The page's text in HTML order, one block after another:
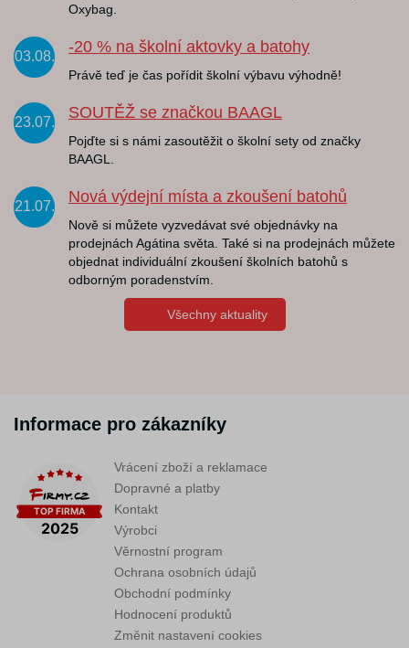
Oxybag.
03.08.
-20 % na školní aktovky a batohy
Právě teď je čas pořídit školní výbavu výhodně!
23.07.
SOUTĚŽ se značkou BAAGL
Pojďte si s námi zasoutěžit o školní sety od značky
BAAGL.
21.07.
Nová výdejní místa a zkoušení batohů
Nově si můžete vyzvedávat své objednávky na
prodejnách Agátina světa. Také si na prodejnách můžete
objednat individuální zkoušení školních batohů s
odborným poradenstvím.
Všechny aktuality
Informace pro zákazníky
Vrácení zboží a reklamace
Dopravné a platby
Kontakt
Výrobci
Věrnostní program
Ochrana osobních údajů
Obchodní podmínky
Hodnocení produktů
Změnit nastavení cookies